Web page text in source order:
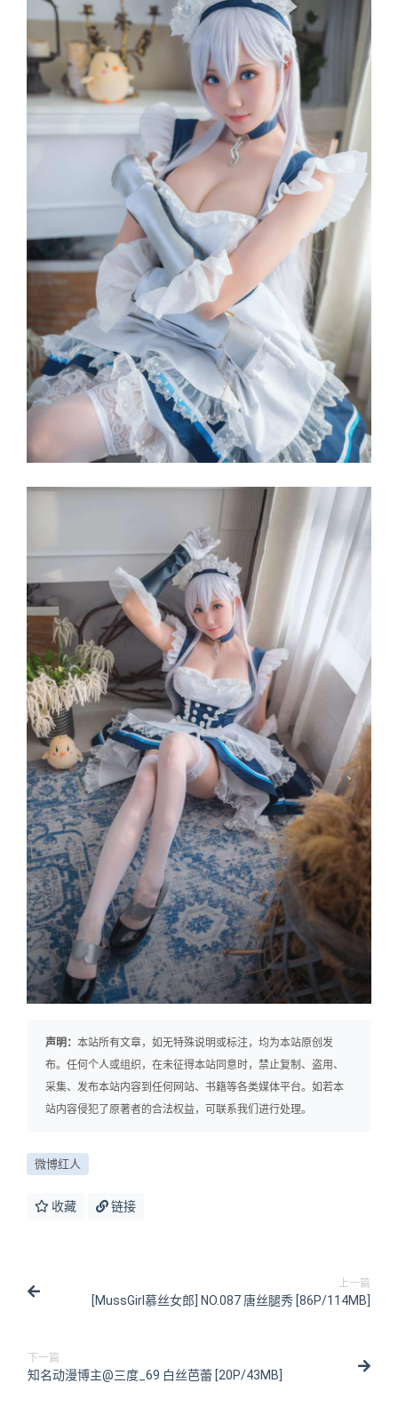
声明： 本站所有文章，如无特殊说明或标注，均为本站原创发
布。任何个人或组织，在未征得本站同意时，禁止复制、盗用、
采集、发布本站内容到任何网站、书籍等各类媒体平台。如若本
站内容侵犯了原著者的合法权益，可联系我们进行处理。
微博红人
收藏 链接
上一篇
[MussGirl慕丝女郎] NO.087 唐丝腿秀 [86P/114MB]
下一篇
知名动漫博主@三度_69 白丝芭蕾 [20P/43MB]